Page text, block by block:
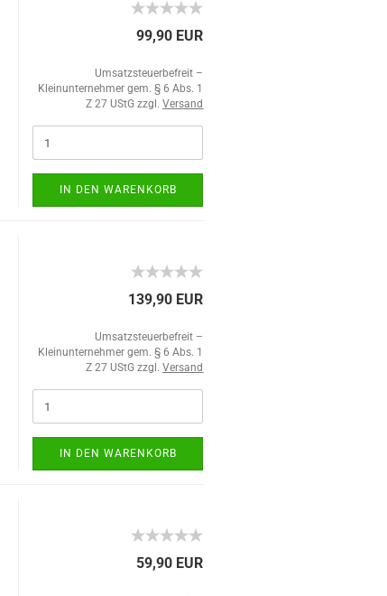
99,90 EUR
Umsatzsteuerbefreit –
Kleinunternehmer gem. § 6 Abs. 1
Z 27 UStG zzgl.Versand
IN DEN WARENKORB
139,90 EUR
Umsatzsteuerbefreit –
Kleinunternehmer gem. § 6 Abs. 1
Z 27 UStG zzgl.Versand
IN DEN WARENKORB
59,90 EUR